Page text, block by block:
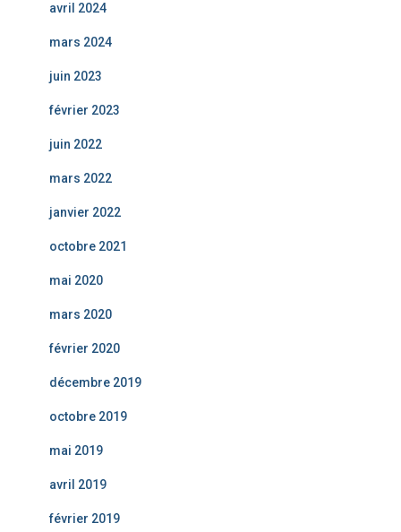
avril 2024
mars 2024
juin 2023
février 2023
juin 2022
mars 2022
janvier 2022
octobre 2021
mai 2020
mars 2020
février 2020
décembre 2019
octobre 2019
mai 2019
avril 2019
février 2019